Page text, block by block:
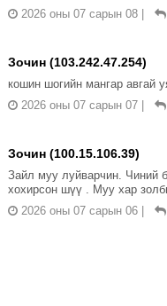
2026 оны 07 сарын 08 |
Зочин (103.242.47.254)
кошин шогийн мангар авгай
2026 оны 07 сарын 07 |
Зочин (100.15.106.39)
Зайл муу луйварчин. Чиний
хохирсон шүү . Муу хар
2026 оны 07 сарын 06 |